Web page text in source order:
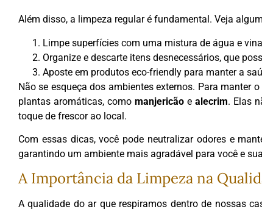
Além disso, a limpeza regular é fundamental. Veja
Limpe superfícies com uma mistura de água e
Organize e descarte itens desnecessários, que
Aposte em produtos eco-friendly para manter a
Não se esqueça dos ambientes externos. Para manter
plantas aromáticas, comomanjericão ealecrim. Elas
toque de frescor ao local.
Com essas dicas, você pode neutralizar odores e
garantindo um ambiente mais agradável para você e
A Importância da Limpeza na
A qualidade do ar que respiramos dentro de nossas